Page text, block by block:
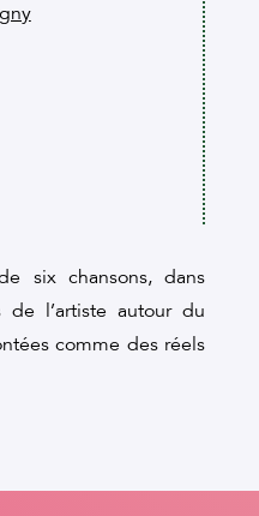
six chansons, dans
de l’artiste autour du
comme des réels